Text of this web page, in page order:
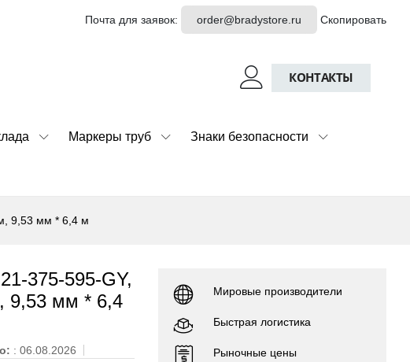
Почта для заявок: order@bradystore.ru Скопировать
КОНТАКТЫ
Маркеры труб Знаки безопасности
9,53 мм * 6,4 м
375-595-GY,
9,53 мм * 6,4
: 06.08.2026
Мировые производители
Быстрая логистика
Рыночные цены